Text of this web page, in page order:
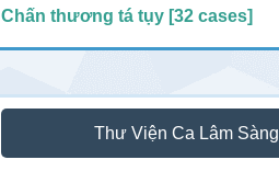
Chấn thương tá tụy [32 cases]
Thư Viện Ca Lâm Sàng